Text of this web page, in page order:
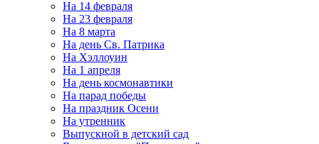
На 14 февраля
На 23 февраля
На 8 марта
На день Св. Патрика
На Хэллоуин
На 1 апреля
На день космонавтики
На парад победы
На праздник Осени
На утренник
Выпускной в детский сад